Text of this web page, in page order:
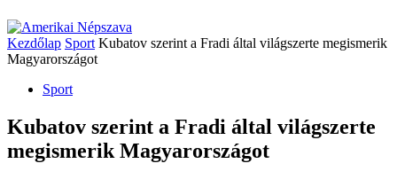
Kezdőlap Sport Kubatov szerint a Fradi által világszerte megismerik
Magyarországot
Sport
Kubatov szerint a Fradi által világszerte
megismerik Magyarországot